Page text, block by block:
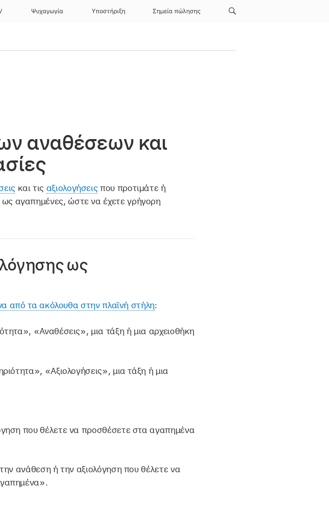
Ψυχαγωγία Υποστήριξη Σημεία πώλησης
αναθέσεων και
και τις αξιολογήσειςπου προτιμάτε ή
ως αγαπημένες, ώστε να έχετε γρήγορη
ως
από τα ακόλουθα στην πλαϊνή στήλη:
«Αναθέσεις», μια τάξη ή μια αρχειοθήκη
«Αξιολογήσεις», μια τάξη ή μια
που θέλετε να προσθέσετε στα αγαπημένα
ανάθεση ή την αξιολόγηση που θέλετε να